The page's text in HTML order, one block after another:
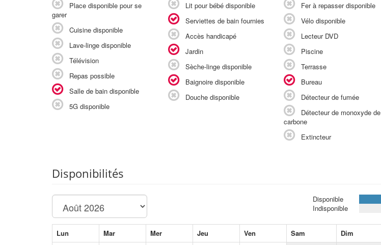
Place disponible pour se
garer
Cuisine disponible
Lave-linge disponible
Télévision
Repas possible
Salle de bain disponible
5G disponible
Lit pour bébé disponible
Serviettes de bain fournies
Accès handicapé
Jardin
Sèche-linge disponible
Baignoire disponible
Douche disponible
Fer à repasser disponible
Vélo disponible
Lecteur DVD
Piscine
Terrasse
Bureau
Détecteur de fumée
Détecteur de monoxyde de
carbone
Extincteur
Disponibilités
Disponible
Indisponible
Lun Mar Mer Jeu Ven Sam
Dim